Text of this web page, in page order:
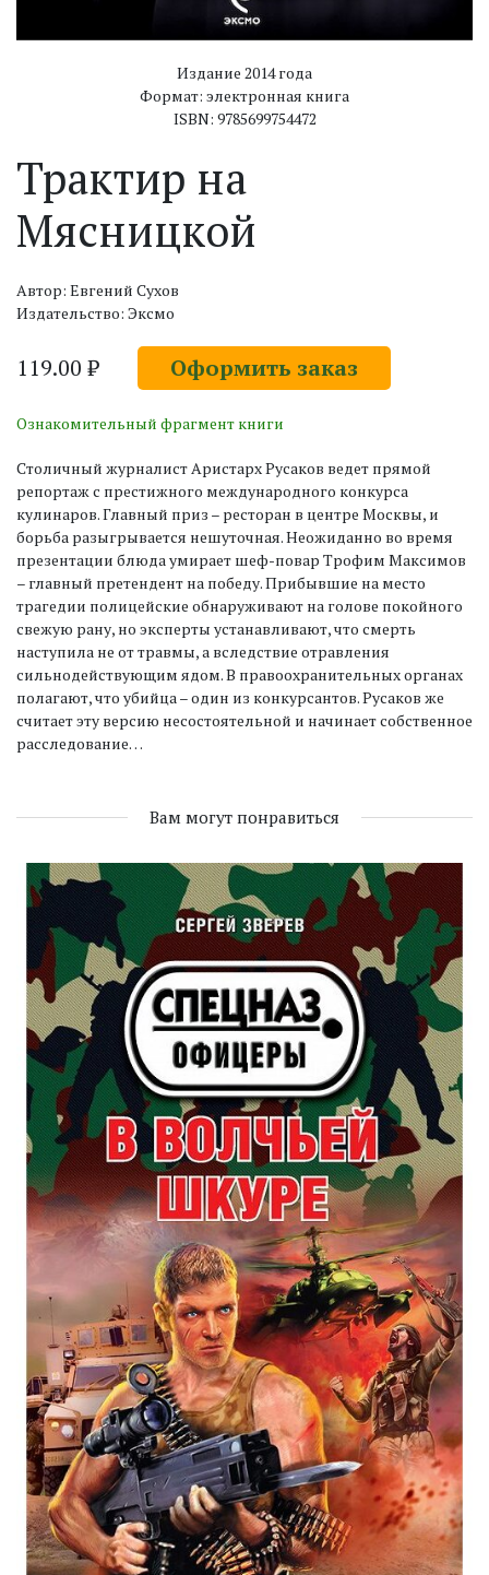
Издание 2014 года
Формат: электронная книга
ISBN: 9785699754472
Трактир на
Мясницкой
Автор: Евгений Сухов
Издательство: Эксмо
119.00 ₽ Оформить заказ
Ознакомительный фрагмент книги
Столичный журналист Аристарх Русаков ведет прямой
репортаж с престижного международного конкурса
кулинаров. Главный приз – ресторан в центре Москвы, и
борьба разыгрывается нешуточная. Неожиданно во время
презентации блюда умирает шеф-повар Трофим Максимов
– главный претендент на победу. Прибывшие на место
трагедии полицейские обнаруживают на голове покойного
свежую рану, но эксперты устанавливают, что смерть
наступила не от травмы, а вследствие отравления
сильнодействующим ядом. В правоохранительных органах
полагают, что убийца – один из конкурсантов. Русаков же
считает эту версию несостоятельной и начинает собственное
расследование…
Вам могут понравиться